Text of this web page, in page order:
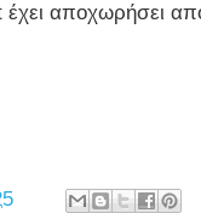
αποχωρήσει